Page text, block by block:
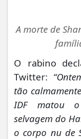
A morte de
O rabino
Twitter:
tão
IDF matou
selvagem do
o corpo nu de